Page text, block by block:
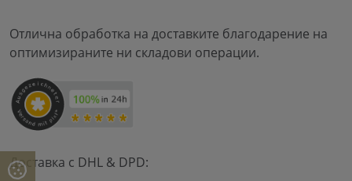
Отлична обработка на доставките благодарение на
оптимизираните ни складови операции.
Доставка с DHL & DPD: